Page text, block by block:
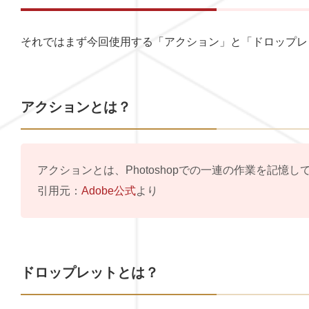
それではまず今回使用する「アクション」と「ドロップ
アクションとは？
アクションとは、Photoshopでの一連の作業を記憶し
引用元： Adobe公式より
ドロップレットとは？